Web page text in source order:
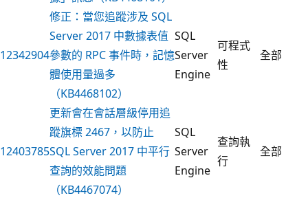
12342904
修正：當您追蹤涉及 SQL
Server 2017 中數據表值
參數的 RPC 事件時，記憶
體使用量過多
（KB4468102）
SQL
Server
Engine
可程式
性
全部
12403785
更新會在會話層級停用追
蹤旗標 2467，以防止
SQL Server 2017 中平行
查詢的效能問題
（KB4467074）
SQL
Server
Engine
查詢執
行
全部